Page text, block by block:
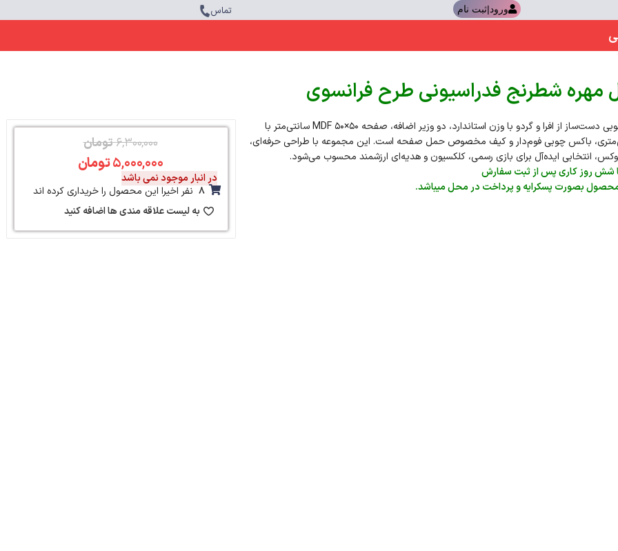
ورود|ثبت نام تماس
شطرنج فدراسیونی طرح فرانسوی
شامل مهره‌های چوبی دست‌ساز از افرا و گردو با وزن استاندارد، دو وزیر اضافه، صفحه MDF ۵۰×۵۰ سانتی‌متر با
۵ سانتی‌متری، باکس چوبی فوم‌دار و کیف مخصوص حمل صفحه است. این مجموعه با طراحی حرفه‌ای،
لوکس، انتخابی ایده‌آل برای بازی رسمی، کلکسیون و هدیه‌ای ارزشمند محسوب می‌شود.
شش روز کاری پس از ثبت سفارش
محصول بصورت پسکرایه و پرداخت در محل میباشد.
۶,۳۰۰,۰۰۰تومان
۵,۰۰۰,۰۰۰تومان
در انبار موجود نمی باشد
8 نفر اخیرا این محصول را خریداری کرده اند
به لیست علاقه مندی ها اضافه کنید